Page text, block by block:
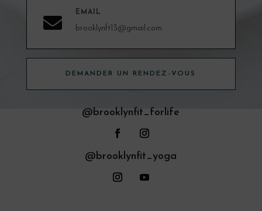

EMAIL
brooklynft13@gmail.com
DEMANDER UN RENDEZ-VOUS
@brooklynfit_forlife
@brooklynfit_yoga